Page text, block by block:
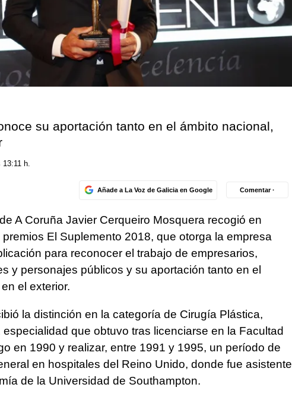
su aportación tanto en el ámbito nacional,
h.
Añade a La Voz de Galicia en Google Comentar ·
A Coruña Javier Cerqueiro Mosquera recogió en
El Suplemento 2018, que otorga la empresa
para reconocer el trabajo de empresarios,
y personajes públicos y su aportación tanto en el
el exterior.
la distinción en la categoría de Cirugía Plástica,
que obtuvo tras licenciarse en la Facultad
en 1990 y realizar, entre 1991 y 1995, un período de
en hospitales del Reino Unido, donde fue asistente
de la Universidad de Southampton.